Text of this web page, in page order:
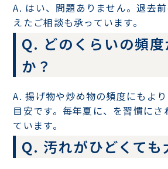
A. はい、問題ありません。退去
えたご相談も承っています。
Q. どのくらいの頻
か？
A. 揚げ物や炒め物の頻度にもよ
目安です。毎年夏に、を習慣にさ
ています。
Q. 汚れがひどくても